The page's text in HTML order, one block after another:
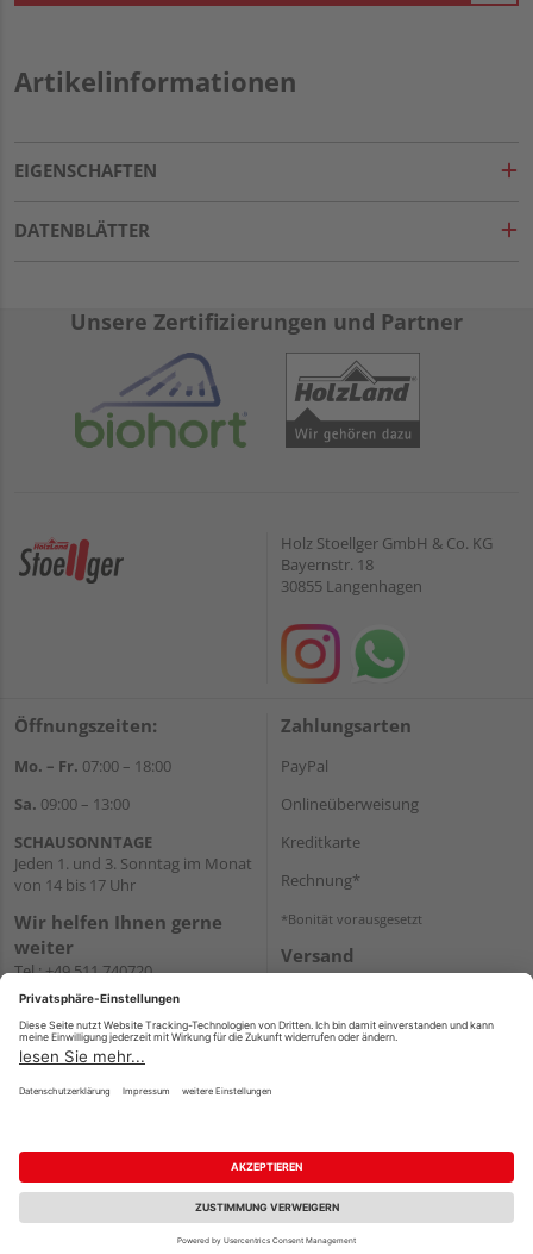
Artikelinformationen
EIGENSCHAFTEN
DATENBLÄTTER
Unsere Zertifizierungen und Partner
Holz Stoellger GmbH & Co. KG
Bayernstr. 18
30855 Langenhagen
Öffnungszeiten:
Mo. – Fr. 07:00 – 18:00
Sa. 09:00 – 13:00
SCHAUSONNTAGE
Jeden 1. und 3. Sonntag im Monat
von 14 bis 17 Uhr
Wir helfen Ihnen gerne
weiter
Tel.:+49 511 740720
E-Mail:shop@holzland-
WhatsApp
Zahlungsarten
PayPal
Onlineüberweisung
Kreditkarte
Rechnung*
*Bonität vorausgesetzt
Versand
Versandkosten
Impressum AGB Widerruf
Datenschutz
Reservierungsbedingungen
Vertrag widerrufen